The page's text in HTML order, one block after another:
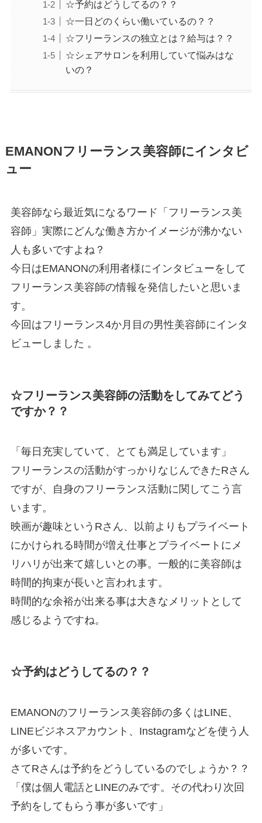
☆予約はどうしてるの？？
☆一日どのくらい働いているの？？
☆フリーランスの独立とは？給与は？？
☆シェアサロンを利用していて悩みはな
いの？
EMANONフリーランス美容師にインタビ
ュー
美容師なら最近気になるワード「フリーランス美
容師」実際にどんな働き方かイメージが沸かない
人も多いですよね？
今日はEMANONの利用者様にインタビューをして
フリーランス美容師の情報を発信したいと思いま
す。
今回はフリーランス4か月目の男性美容師にインタ
ビューしました 。
☆フリーランス美容師の活動をしてみてどう
ですか？？
「毎日充実していて、とても満足しています」
フリーランスの活動がすっかりなじんできたRさん
ですが、自身のフリーランス活動に関してこう言
います。
映画が趣味というRさん、以前よりもプライベート
にかけられる時間が増え仕事とプライベートにメ
リハリが出来て嬉しいとの事。一般的に美容師は
時間的拘束が長いと言われます。
時間的な余裕が出来る事は大きなメリットとして
感じるようですね。
☆予約はどうしてるの？？
EMANONのフリーランス美容師の多くはLINE、
LINEビジネスアカウント、Instagramなどを使う人
が多いです。
さてRさんは予約をどうしているのでしょうか？？
「僕は個人電話とLINEのみです。その代わり次回
予約をしてもらう事が多いです」